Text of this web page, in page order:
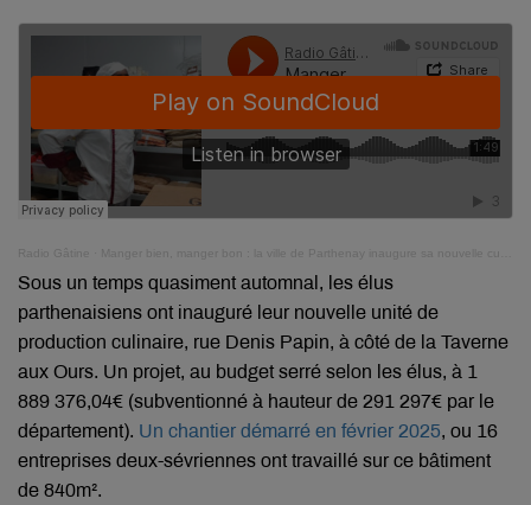
Radio Gâtine Manger bien, manger bon : la ville de Parthenay inaugure sa nouvelle cuisine centrale
Sous un temps quasiment automnal, les élus
parthenaisiens ont inauguré leur nouvelle unité de
production culinaire, rue Denis Papin, à côté de la Taverne
aux Ours. Un projet, au budget serré selon les élus, à 1
889 376,04€ (subventionné à hauteur de 291 297€ par le
département). Un chantier démarré en février 2025, ou 16
entreprises deux-sévriennes ont travaillé sur ce bâtiment
de 840m².